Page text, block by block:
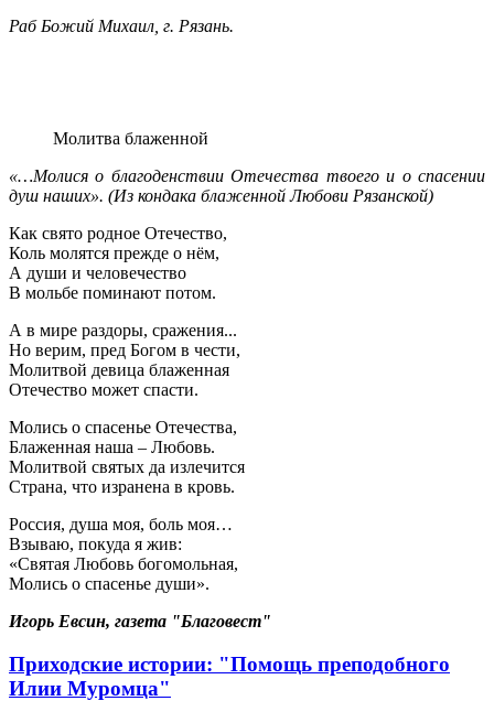
Раб Божий Михаил, г. Рязань.
Молитва блаженной
«…Молися о благоденствии Отечества твоего и о спасении
душ наших». (Из кондака блаженной Любови Рязанской)
Как свято родное Отечество,
Коль молятся прежде о нём,
А души и человечество
В мольбе поминают потом.
А в мире раздоры, сражения...
Но верим, пред Богом в чести,
Молитвой девица блаженная
Отечество может спасти.
Молись о спасенье Отечества,
Блаженная наша – Любовь.
Молитвой святых да излечится
Страна, что изранена в кровь.
Россия, душа моя, боль моя…
Взываю, покуда я жив:
«Святая Любовь богомольная,
Молись о спасенье души».
Игорь Евсин, газета "Благовест"
Приходские истории: "Помощь преподобного
Илии Муромца"